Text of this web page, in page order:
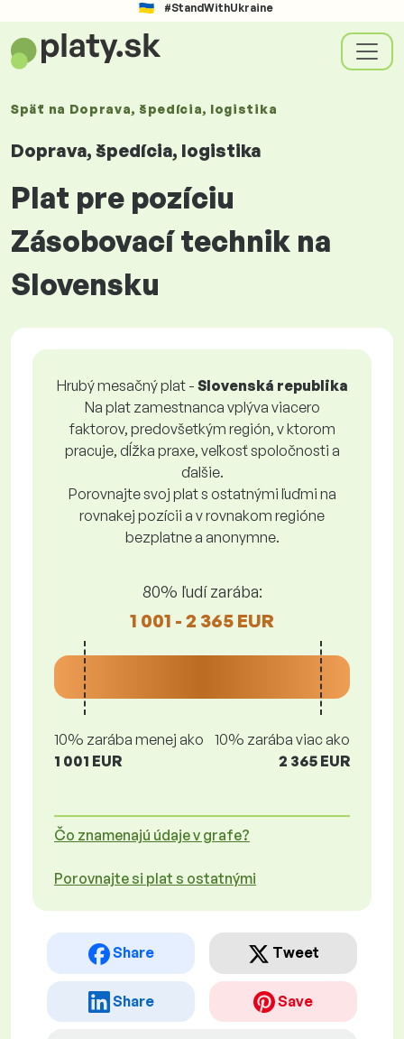
#StandWithUkraine
Späť na Doprava, špedícia, logistika
Doprava, špedícia, logistika
Plat pre pozíciu
Zásobovací technik na
Slovensku
Hrubý mesačný plat - Slovenská republika
Na plat zamestnanca vplýva viacero
faktorov, predovšetkým región, v ktorom
pracuje, dĺžka praxe, veľkosť spoločnosti a
ďalšie.
Porovnajte svoj plat s ostatnými ľuďmi na
rovnakej pozícii a v rovnakom regióne
bezplatne a anonymne.
80% ľudí zarába:
1 001 - 2 365 EUR
10% zarába menej ako
1 001 EUR
10% zarába viac ako
2 365 EUR
Čo znamenajú údaje v grafe?
Porovnajte si plat s ostatnými
Share Tweet
Share Save